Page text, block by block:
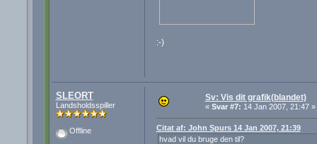
:-)
SLEORT
Landsholdsspiller
Offline
Sv: Vis dit grafik(blandet)
« Svar #7: 14 Jan 2007, 21:47 »
Citat af: John Spurs 14 Jan 2007, 21:39
hvad vil du bruge den til?